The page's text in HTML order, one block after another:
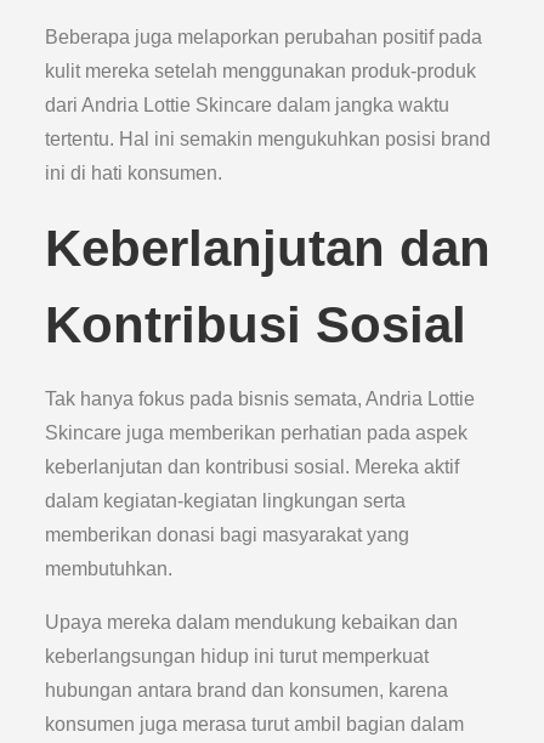
Beberapa juga melaporkan perubahan positif pada
kulit mereka setelah menggunakan produk-produk
dari Andria Lottie Skincare dalam jangka waktu
tertentu. Hal ini semakin mengukuhkan posisi brand
ini di hati konsumen.
Keberlanjutan dan
Kontribusi Sosial
Tak hanya fokus pada bisnis semata, Andria Lottie
Skincare juga memberikan perhatian pada aspek
keberlanjutan dan kontribusi sosial. Mereka aktif
dalam kegiatan-kegiatan lingkungan serta
memberikan donasi bagi masyarakat yang
membutuhkan.
Upaya mereka dalam mendukung kebaikan dan
keberlangsungan hidup ini turut memperkuat
hubungan antara brand dan konsumen, karena
konsumen juga merasa turut ambil bagian dalam